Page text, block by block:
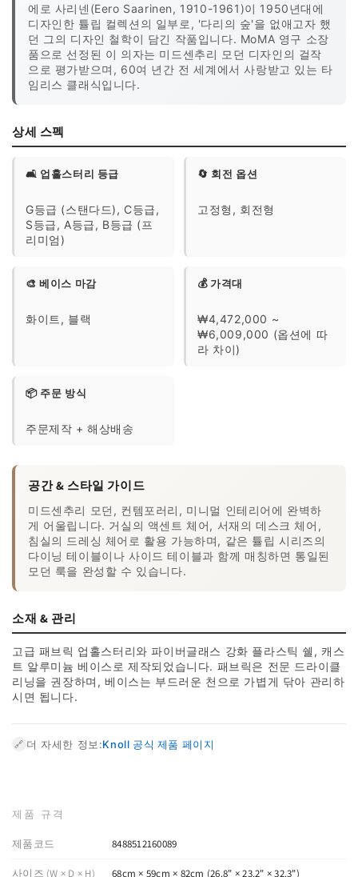
에로 사리넨(Eero Saarinen, 1910-1961)이 1950년대에
디자인한 튤립 컬렉션의 일부로, '다리의 숲'을 없애고자 했
던 그의 디자인 철학이 담긴 작품입니다. MoMA 영구 소장
품으로 선정된 이 의자는 미드센추리 모던 디자인의 걸작
으로 평가받으며, 60여 년간 전 세계에서 사랑받고 있는 타
임리스 클래식입니다.
상세 스펙
🛋️ 업홀스터리 등급
G등급 (스탠다드), C등급,
S등급, A등급, B등급 (프
리미엄)
🔄 회전 옵션
고정형, 회전형
🎨 베이스 마감
화이트, 블랙
💰 가격대
₩4,472,000 ~
₩6,009,000 (옵션에 따
라 차이)
📦 주문 방식
주문제작 + 해상배송
공간 & 스타일 가이드
미드센추리 모던, 컨템포러리, 미니멀 인테리어에 완벽하
게 어울립니다. 거실의 액센트 체어, 서재의 데스크 체어,
침실의 드레싱 체어로 활용 가능하며, 같은 튤립 시리즈의
다이닝 테이블이나 사이드 테이블과 함께 매칭하면 통일된
모던 룩을 완성할 수 있습니다.
소재 & 관리
고급 패브릭 업홀스터리와 파이버글래스 강화 플라스틱 쉘, 캐스
트 알루미늄 베이스로 제작되었습니다. 패브릭은 전문 드라이클
리닝을 권장하며, 베이스는 부드러운 천으로 가볍게 닦아 관리하
시면 됩니다.
🔗 더 자세한 정보:Knoll 공식 제품 페이지
제품 규격
제품코드 8488512160089
사이즈 (W × D × H) 68cm × 59cm × 82cm (26.8" × 23.2" × 32.3")